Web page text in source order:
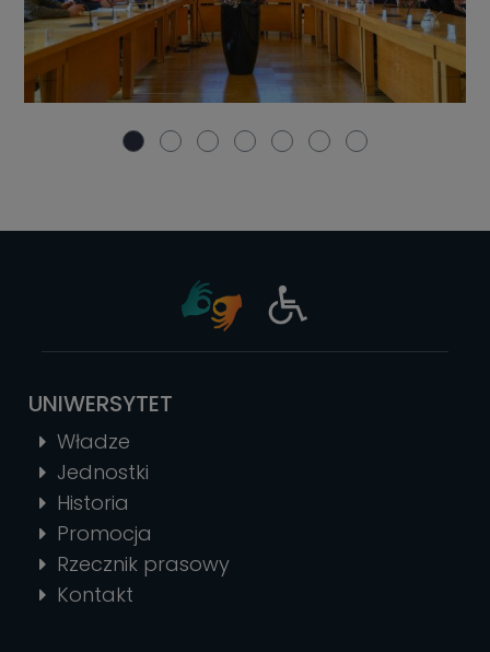
UNIWERSYTET
Władze
Jednostki
Historia
Promocja
Rzecznik prasowy
Kontakt